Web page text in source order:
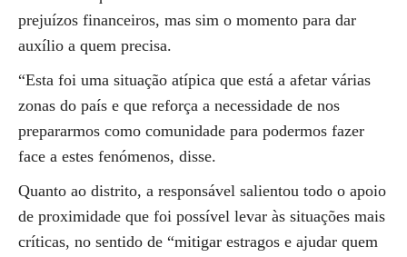
prejuízos financeiros, mas sim o momento para dar
auxílio a quem precisa.
“Esta foi uma situação atípica que está a afetar várias
zonas do país e que reforça a necessidade de nos
prepararmos como comunidade para podermos fazer
face a estes fenómenos, disse.
Quanto ao distrito, a responsável salientou todo o apoio
de proximidade que foi possível levar às situações mais
críticas, no sentido de “mitigar estragos e ajudar quem